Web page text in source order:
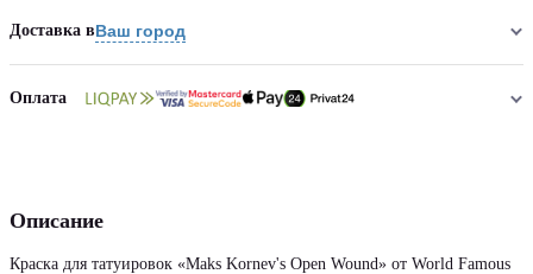
Доставка вВаш город
Оплата
Описание
Краска для татуировок «Maks Kornev's Open Wound» от World Famous